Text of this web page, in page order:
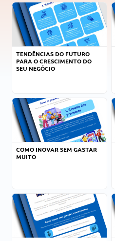
TENDÊNCIAS DO FUTURO
PARA O CRESCIMENTO DO
SEU NEGÓCIO
COMO INOVAR SEM GASTAR
MUITO